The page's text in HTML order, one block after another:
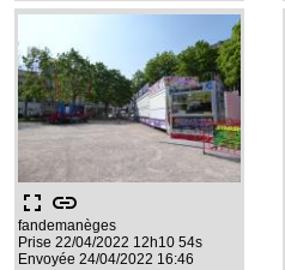
fullscreen link
fandemanèges
Prise 22/04/2022 12h10 54s
Envoyée 24/04/2022 16:46